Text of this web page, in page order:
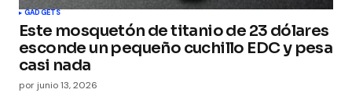
GADGETS
Este mosquetón de titanio de 23 dólares
esconde un pequeño cuchillo EDC y pesa
casi nada
por junio 13, 2026